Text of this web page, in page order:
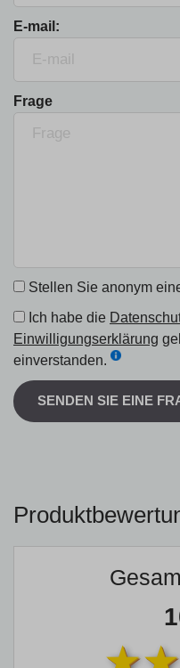
E-mail:
Frage
Stellen Sie anonym
Ich habe die
Einwilligungserklärung
einverstanden.
SENDEN SIE EINE